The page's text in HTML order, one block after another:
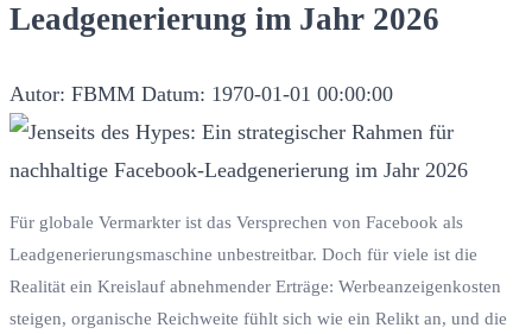
Leadgenerierung im Jahr 2026
Autor: FBMM Datum: 1970-01-01 00:00:00
Für globale Vermarkter ist das Versprechen von Facebook als
Leadgenerierungsmaschine unbestreitbar. Doch für viele ist die
Realität ein Kreislauf abnehmender Erträge: Werbeanzeigenkosten
steigen, organische Reichweite fühlt sich wie ein Relikt an, und die